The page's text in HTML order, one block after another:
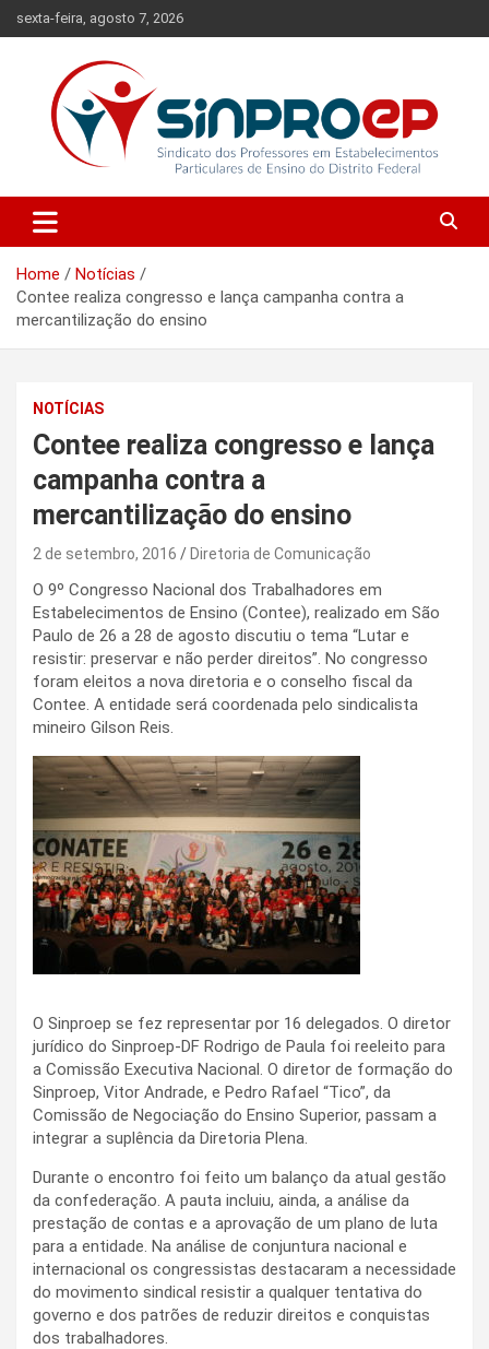
to
sexta-feira, agosto 7, 2026
Sinproep-DF
Ensino do Distrito Federal
Home
Notícias
Contee realiza congresso e lança campanha contra a
mercantilização do ensino
NOTÍCIAS
Contee realiza congresso e lança
campanha contra a
mercantilização do ensino
2 de setembro, 2016 Diretoria de Comunicação
O 9º Congresso Nacional dos Trabalhadores em
Estabelecimentos de Ensino (Contee), realizado em São
Paulo de 26 a 28 de agosto discutiu o tema “Lutar e
resistir: preservar e não perder direitos”. No congresso
foram eleitos a nova diretoria e o conselho fiscal da
Contee. A entidade será coordenada pelo sindicalista
mineiro Gilson Reis.
O Sinproep se fez representar por 16 delegados. O diretor
jurídico do Sinproep-DF Rodrigo de Paula foi reeleito para
a Comissão Executiva Nacional. O diretor de formação do
Sinproep, Vitor Andrade, e Pedro Rafael “Tico”, da
Comissão de Negociação do Ensino Superior, passam a
integrar a suplência da Diretoria Plena.
Durante o encontro foi feito um balanço da atual gestão
da confederação. A pauta incluiu, ainda, a análise da
prestação de contas e a aprovação de um plano de luta
para a entidade. Na análise de conjuntura nacional e
internacional os congressistas destacaram a necessidade
do movimento sindical resistir a qualquer tentativa do
governo e dos patrões de reduzir direitos e conquistas
dos trabalhadores.